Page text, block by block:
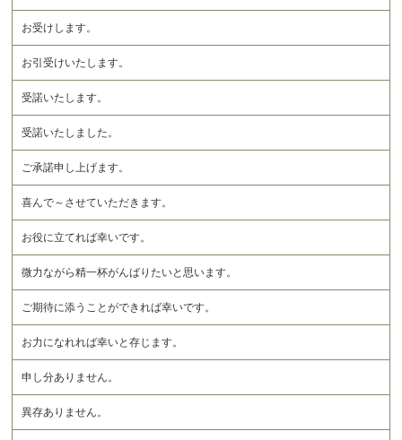
お受けします。
お引受けいたします。
受諾いたします。
受諾いたしました。
ご承諾申し上げます。
喜んで～させていただきます。
お役に立てれば幸いです。
微力ながら精一杯がんばりたいと思います。
ご期待に添うことができれば幸いです。
お力になれれば幸いと存じます。
申し分ありません。
異存ありません。